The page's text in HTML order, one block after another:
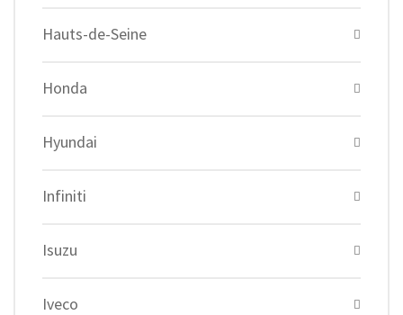
Hauts-de-Seine
Honda
Hyundai
Infiniti
Isuzu
Iveco